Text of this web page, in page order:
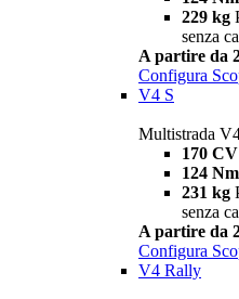
229 kg
senza
A partire da
Configura
V4 S
Multistrada
170 CV
124 Nm
231 kg
senza
A partire da
Configura
V4 Rally